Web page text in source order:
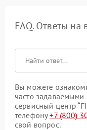
FAQ. Ответы на
Вы можете
часто задаваемыми
сервисный центр
телефону+7 (800)
свой вопрос.